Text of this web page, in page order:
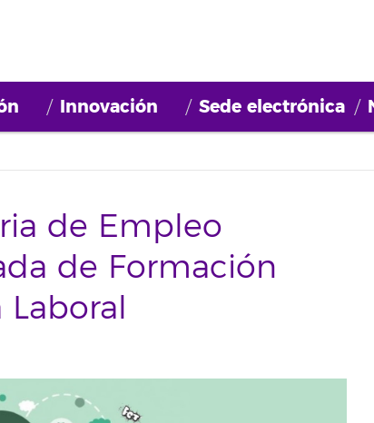
Innovación Sede electrónica
de Empleo
de Formación
Laboral